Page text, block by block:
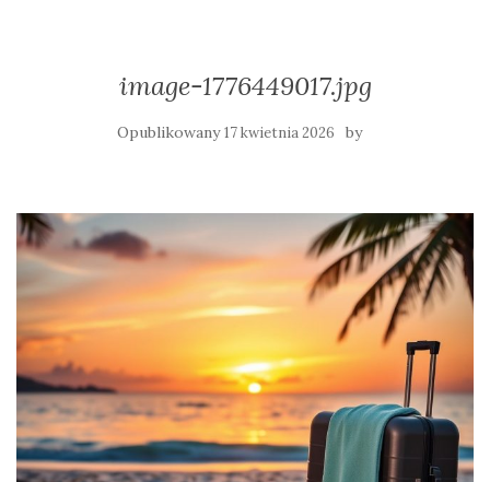
image-1776449017.jpg
Opublikowany17 kwietnia 2026 by